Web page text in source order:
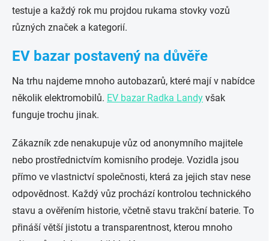
testuje a každý rok mu projdou rukama stovky vozů
různých značek a kategorií.
EV bazar postavený na důvěře
Na trhu najdeme mnoho autobazarů, které mají v nabídce
několik elektromobilů. EV bazar Radka Landy však
funguje trochu jinak.
Zákazník zde nenakupuje vůz od anonymního majitele
nebo prostřednictvím komisního prodeje. Vozidla jsou
přímo ve vlastnictví společnosti, která za jejich stav nese
odpovědnost. Každý vůz prochází kontrolou technického
stavu a ověřením historie, včetně stavu trakční baterie. To
přináší větší jistotu a transparentnost, kterou mnoho